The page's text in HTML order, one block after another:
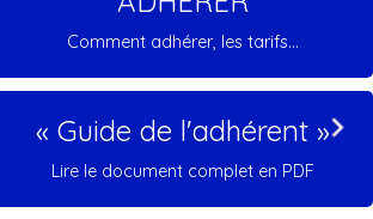
Comment adhérer, les tarifs...
« Guide de l'adhérent »
Lire le document complet en PDF